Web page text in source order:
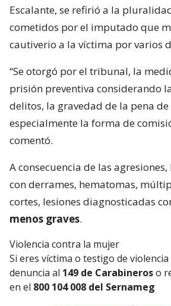
Escalante, se refirió a la
cometidos por el imputado que
cautiverio a la víctima por varios
“Se otorgó por el tribunal, la
prisión preventiva considerando
delitos, la gravedad de la pena
especialmente la forma de
comentó.
A consecuencia de las
con derrames, hematomas,
cortes, lesiones diagnosticadas
menos graves.
Violencia contra la mujer
Si eres víctima o testigo de
denuncia al 149 de Carabineroso
en el 800 104 008 del Sernameg